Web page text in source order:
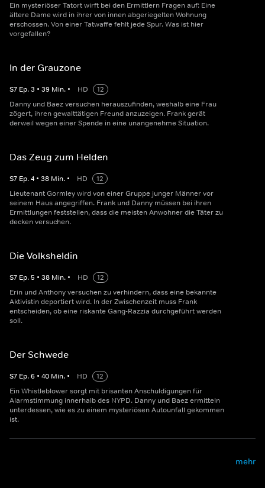
Ein mysteriöser Tatort wirft bei den Ermittlern Fragen auf: Eine
ältere Dame wird in ihrer von innen abgeriegelten Wohnung
erschossen. Von einer Tatwaffe fehlt jede Spur. Was ist hier
vorgefallen?
In der Grauzone
S7 Ep.3 • 39 Min. • HD
12
Danny und Baez versuchen herauszufinden, weshalb eine Frau
zögert, ihren gewalttätigen Freund anzuzeigen. Frank gerät
derweil wegen einer Spende in eine unangenehme Situation.
Das Zeug zum Helden
S7 Ep.4 • 38 Min. • HD
12
Lieutenant Gormley wird von einer Gruppe junger Männer vor
seinem Haus angegriffen. Frank und Danny müssen bei ihren
Ermittlungen feststellen, dass die meisten Anwohner die Täter zu
decken versuchen.
Die Volksheldin
S7 Ep.5 • 38 Min. • HD
12
Erin und Anthony versuchen zu verhindern, dass eine bekannte
Aktivistin deportiert wird. In der Zwischenzeit muss Frank
entscheiden, ob eine riskante Gang-Razzia durchgeführt werden
soll.
Der Schwede
S7 Ep.6 • 40 Min. • HD
12
Ein Whistleblower sorgt mit brisanten Anschuldigungen für
Alarmstimmung innerhalb des NYPD. Danny und Baez ermitteln
unterdessen, wie es zu einem mysteriösen Autounfall gekommen
ist.
mehr